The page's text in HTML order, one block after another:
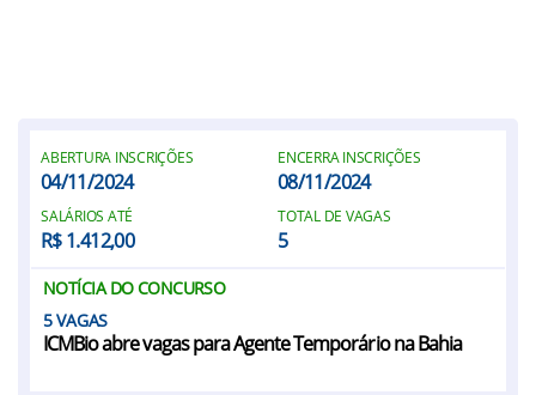
ABERTURA INSCRIÇÕES
04/11/2024
ENCERRA INSCRIÇÕES
08/11/2024
SALÁRIOS ATÉ
R$ 1.412,00
TOTAL DE VAGAS
5
NOTÍCIA DO CONCURSO
5
ICMBio abre vagas para Agente Temporário na Bahia